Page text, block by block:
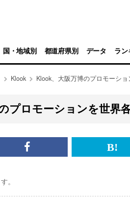
国・地域別 都道府県別 データ ラン
Klook Klook、大阪万博のプロモーシ
プロモーションを世界
Facebook<br>
事
は
ブ
。